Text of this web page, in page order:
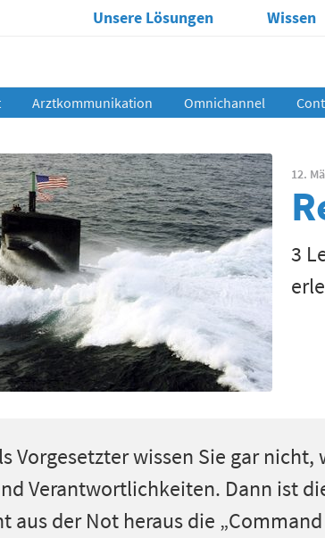
Unsere Lösungen Wissen
Arztkommunikation Omnichannel
12.
3
Vorgesetzter wissen Sie gar
Verantwortlichkeiten. Dann ist
aus der Not heraus die